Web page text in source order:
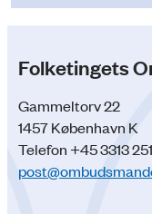
Folketingets
Gammeltorv 22
1457 København K
Telefon +45 3313